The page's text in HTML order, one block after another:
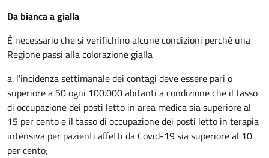
Da bianca a gialla
È necessario che si verifichino alcune condizioni perché una
Regione passi alla colorazione gialla
a. l'incidenza settimanale dei contagi deve essere pari o
superiore a 50 ogni 100.000 abitanti a condizione che il tasso
di occupazione dei posti letto in area medica sia superiore al
15 per cento e il tasso di occupazione dei posti letto in terapia
intensiva per pazienti affetti da Covid-19 sia superiore al 10
per cento;